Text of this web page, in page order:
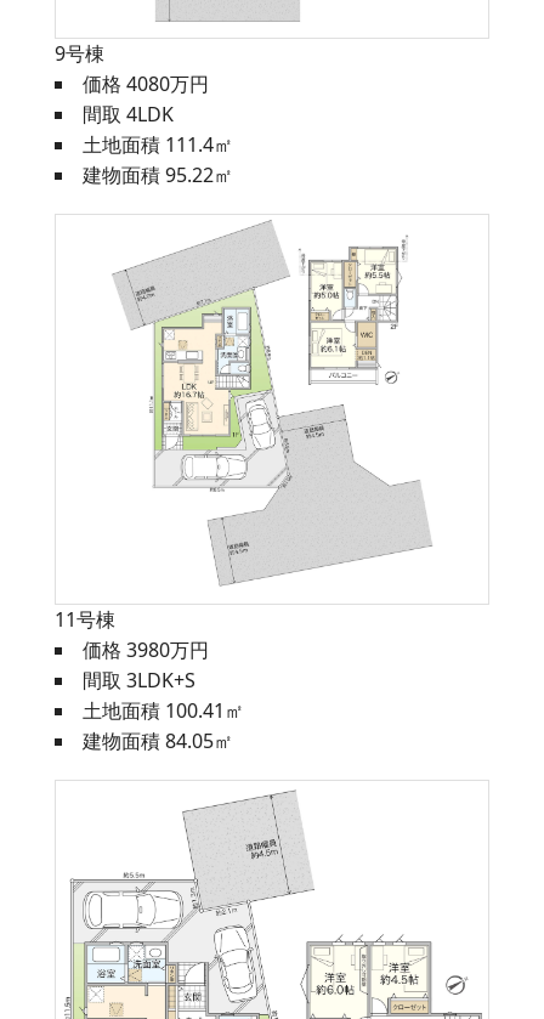
9号棟
価格 4080万円
間取 4LDK
土地面積 111.4㎡
建物面積 95.22㎡
11号棟
価格 3980万円
間取 3LDK+S
土地面積 100.41㎡
建物面積 84.05㎡